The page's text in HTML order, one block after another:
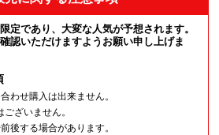
定であり、大変な人気が予想されます。
認いただけますようお願い申し上げま
わせ購入は出来ません。
ざいません。
後する場合があります。